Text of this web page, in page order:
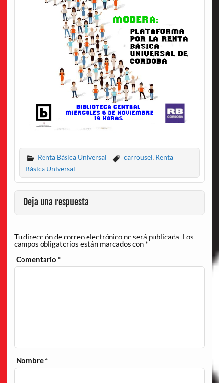
Renta Básica Universal carrousel, Renta
Básica Universal
Deja una respuesta
Tu dirección de correo electrónico no será publicada. Los
campos obligatorios están marcados con *
Comentario*
Nombre*